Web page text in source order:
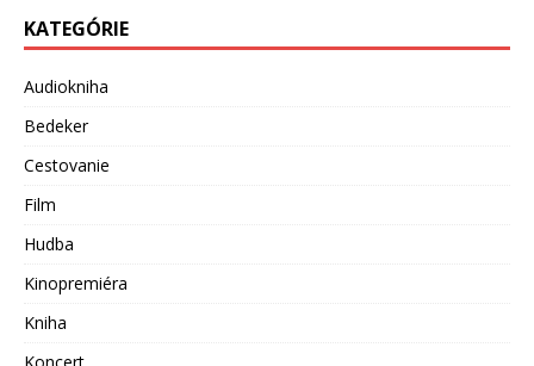
KATEGÓRIE
Audiokniha
Bedeker
Cestovanie
Film
Hudba
Kinopremiéra
Kniha
Koncert